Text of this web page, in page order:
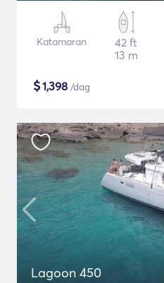
Katamaran
42 ft
13 m
$1,398 /dag
Lagoon 450